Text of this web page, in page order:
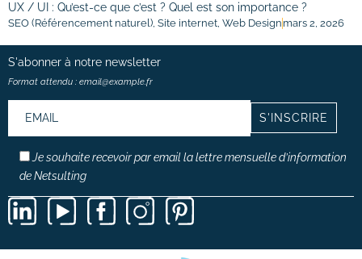
UX / UI : Qu’est-ce que c’est ? Quel est son importance ?
SEO (Référencement naturel), Site internet, Web Design mars 2, 2026
S'abonner à notre newsletter
Format attendu : email@example.fr
Je souhaite recevoir par email la lettre mensuelle d’information
de Netsulting